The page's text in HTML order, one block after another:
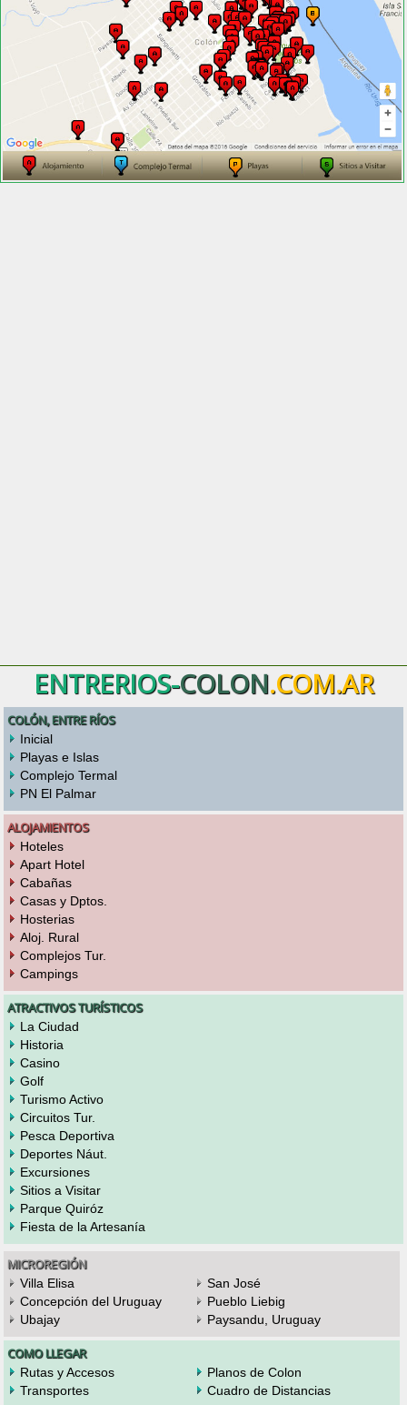
ENTRERIOS-COLON.COM.AR
COLÓN, ENTRE RÍOS
Inicial
Playas e Islas
Complejo Termal
PN El Palmar
ALOJAMIENTOS
Hoteles
Apart Hotel
Cabañas
Casas y Dptos.
Hosterias
Aloj. Rural
Complejos Tur.
Campings
ATRACTIVOS TURÍSTICOS
La Ciudad
Historia
Casino
Golf
Turismo Activo
Circuitos Tur.
Pesca Deportiva
Deportes Náut.
Excursiones
Sitios a Visitar
Parque Quiróz
Fiesta de la Artesanía
MICROREGIÓN
Villa Elisa
San José
Concepción del Uruguay
Pueblo Liebig
Ubajay
Paysandu, Uruguay
COMO LLEGAR
Rutas y Accesos
Planos de Colon
Transportes
Cuadro de Distancias